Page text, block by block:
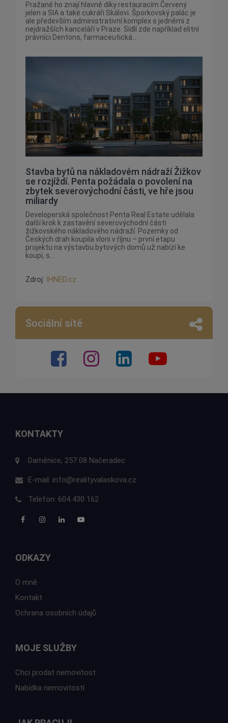
Pražané ho znají hlavně díky restauracím Červený
jelen a SIA a také cukráři Skálovi. Šporkovský palác je
ale především administrativní komplex s jedněmi z
nejdražších kanceláří v Praze. Sídlí zde například elitní
právníci Dentons, farmaceutická...
Stavba bytů na nákladovém nádraží Žižkov
se rozjíždí. Penta požádala o povolení na
zbytek severovýchodní části, ve hře jsou
miliardy
Developerská společnost Penta Real Estate udělala
další krok k zastavění severovýchodní části
žižkovského nákladového nádraží. Pozemky od
Českých drah koupila vloni v říjnu – první etapu
projektu na výstavbu bytových domů už nabízí ke
koupi, s...
Zdroj: IHNED.cz
Sociální sítě
KONTAKTY
Daměnice, 257 08 Načeradec
E-mail: info@realityvalaskova.cz
Telefon: 604 430 162
ODKAZY
O mně
Kontakt
Ochrana osobních údajů
MOJE SLUŽBY
Chci prodat nemovitost
Nabídka nemovitostí